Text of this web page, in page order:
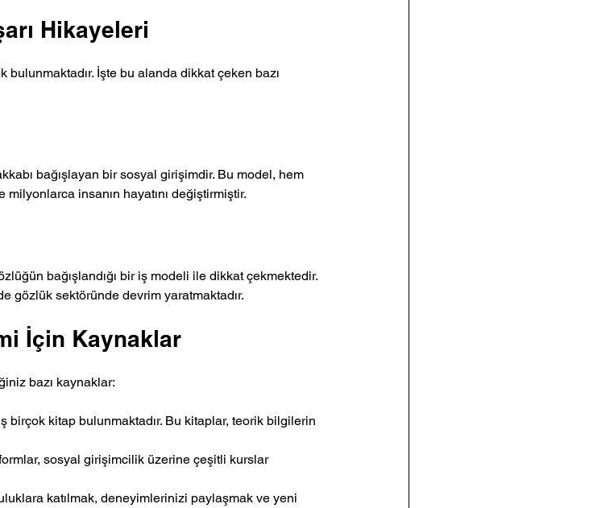
Hikayeleri
bulunmaktadır. İşte bu alanda dikkat çeken bazı
bağışlayan bir sosyal girişimdir. Bu model, hem
insanın hayatını değiştirmiştir.
bağışlandığı bir iş modeli ile dikkat çekmektedir.
gözlük sektöründe devrim yaratmaktadır.
İçin Kaynaklar
bazı kaynaklar:
birçok kitap bulunmaktadır. Bu kitaplar, teorik bilgilerin
sosyal girişimcilik üzerine çeşitli kurslar
katılmak, deneyimlerinizi paylaşmak ve yeni